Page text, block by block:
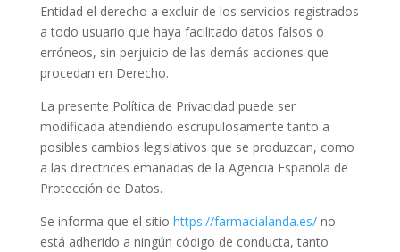
Entidad el derecho a excluir de los servicios registrados
a todo usuario que haya facilitado datos falsos o
erróneos, sin perjuicio de las demás acciones que
procedan en Derecho.
La presente Política de Privacidad puede ser
modificada atendiendo escrupulosamente tanto a
posibles cambios legislativos que se produzcan, como
a las directrices emanadas de la Agencia Española de
Protección de Datos.
Se informa que el sitio https://farmacialanda.es/no
está adherido a ningún código de conducta, tanto